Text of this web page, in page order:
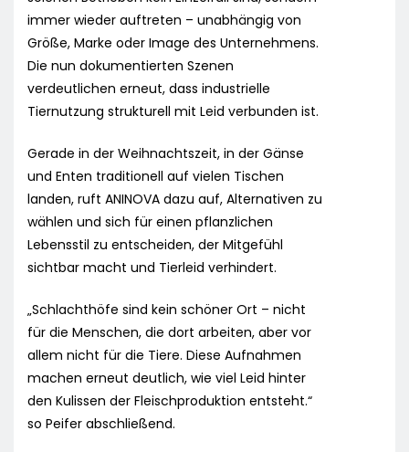
immer wieder auftreten – unabhängig von
Größe, Marke oder Image des Unternehmens.
Die nun dokumentierten Szenen
verdeutlichen erneut, dass industrielle
Tiernutzung strukturell mit Leid verbunden ist.
Gerade in der Weihnachtszeit, in der Gänse
und Enten traditionell auf vielen Tischen
landen, ruft ANINOVA dazu auf, Alternativen zu
wählen und sich für einen pflanzlichen
Lebensstil zu entscheiden, der Mitgefühl
sichtbar macht und Tierleid verhindert.
„Schlachthöfe sind kein schöner Ort – nicht
für die Menschen, die dort arbeiten, aber vor
allem nicht für die Tiere. Diese Aufnahmen
machen erneut deutlich, wie viel Leid hinter
den Kulissen der Fleischproduktion entsteht.“
so Peifer abschließend.